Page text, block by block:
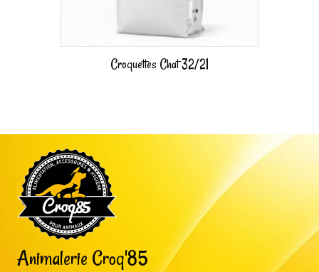
Croquettes Chat 32/21
Animalerie Croq'85